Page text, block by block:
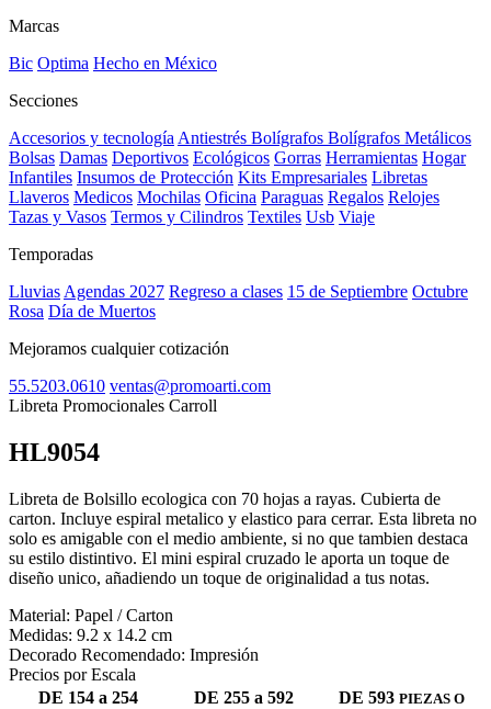
Marcas
Bic Optima Hecho en México
Secciones
Accesorios y tecnología Antiestrés Bolígrafos Bolígrafos Metálicos
Bolsas Damas Deportivos Ecológicos Gorras Herramientas Hogar
Infantiles Insumos de Protección Kits Empresariales Libretas
Llaveros Medicos Mochilas Oficina Paraguas Regalos Relojes
Tazas y Vasos Termos y Cilindros Textiles Usb Viaje
Temporadas
Lluvias Agendas 2027 Regreso a clases 15 de Septiembre Octubre
Rosa Día de Muertos
Mejoramos cualquier cotización
55.5203.0610 ventas@promoarti.com
Libreta Promocionales Carroll
HL9054
Libreta de Bolsillo ecologica con 70 hojas a rayas. Cubierta de
carton. Incluye espiral metalico y elastico para cerrar. Esta libreta no
solo es amigable con el medio ambiente, si no que tambien destaca
su estilo distintivo. El mini espiral cruzado le aporta un toque de
diseño unico, añadiendo un toque de originalidad a tus notas.
Material: Papel / Carton
Medidas: 9.2 x 14.2 cm
Decorado Recomendado: Impresión
Precios por Escala
DE 154 a 254
DE 255 a 592 DE 593 PIEZAS O